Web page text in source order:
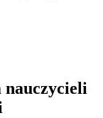
nauczycieli